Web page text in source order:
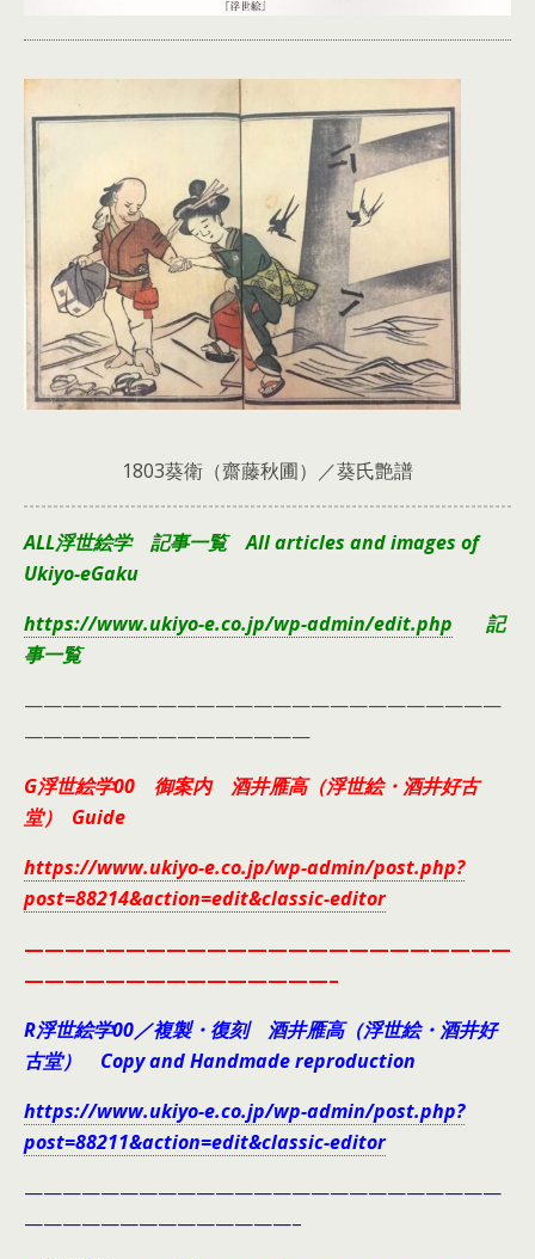
1803葵衛（齋藤秋圃）／葵氏艶譜
ALL浮世絵学 記事一覧 All articles and images of
Ukiyo-eGaku
https://www.ukiyo-e.co.jp/wp-admin/edit.php 記
事一覧
—————————————————————————
———————————————
G浮世絵学00 御案内 酒井雁高（浮世絵・酒井好古
堂） Guide
https://www.ukiyo-e.co.jp/wp-admin/post.php?
post=88214&action=edit&classic-editor
————————————————————————
———————————————–
R浮世絵学00／複製・復刻 酒井雁高（浮世絵・酒井好
古堂） Copy and Handmade reproduction
https://www.ukiyo-e.co.jp/wp-admin/post.php?
post=88211&action=edit&classic-editor
—————————————————————————
——————————————–